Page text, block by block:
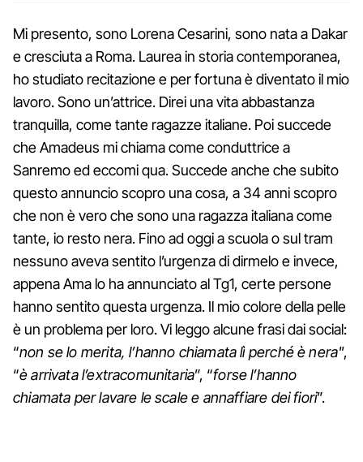
Mi presento, sono Lorena Cesarini, sono nata a Dakar
e cresciuta a Roma. Laurea in storia contemporanea,
ho studiato recitazione e per fortuna è diventato il mio
lavoro. Sono un’attrice. Direi una vita abbastanza
tranquilla, come tante ragazze italiane. Poi succede
che Amadeus mi chiama come conduttrice a
Sanremo ed eccomi qua. Succede anche che subito
questo annuncio scopro una cosa, a 34 anni scopro
che non è vero che sono una ragazza italiana come
tante, io resto nera. Fino ad oggi a scuola o sul tram
nessuno aveva sentito l’urgenza di dirmelo e invece,
appena Ama lo ha annunciato al Tg1, certe persone
hanno sentito questa urgenza. Il mio colore della pelle
è un problema per loro. Vi leggo alcune frasi dai social:
“non se lo merita, l’hanno chiamata lì perché è nera",
“è arrivata l’extracomunitaria”, “forse l’hanno
chiamata per lavare le scale e annaffiare dei fiori”.